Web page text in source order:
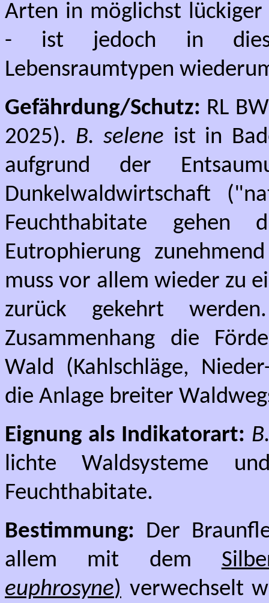
Arten in möglichst
- ist jedoch in
Lebensraumtypen
Gefährdung/Schutz: RL
2025). B. selene ist in
aufgrund der
Dunkelwaldwirtschaft
Feuchthabitate gehen
Eutrophierung
muss vor allem wieder zu
zurück gekehrt
Zusammenhang die
Wald (Kahlschläge,
die Anlage breiter
Eignung als Indikatorart:
lichte Waldsysteme
Feuchthabitate.
Bestimmung: Der
allem mit dem
euphrosyne) verwechselt